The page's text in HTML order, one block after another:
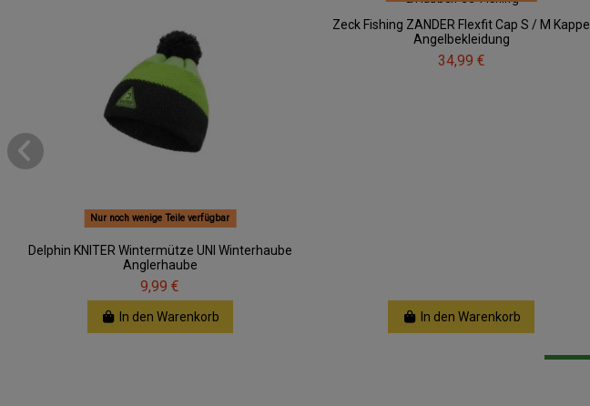
Nur noch wenige Teile verfügbar
Delphin KNITER Wintermütze UNI Winterhaube
Anglerhaube
9,99 €
In den Warenkorb
Zeck Fishing ZANDER Flexfit Cap S / M Kappe
Angelbekleidung
34,99 €
In den Warenkorb